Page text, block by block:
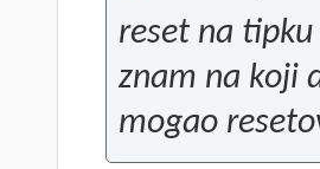
reset na
znam na koji
mogao